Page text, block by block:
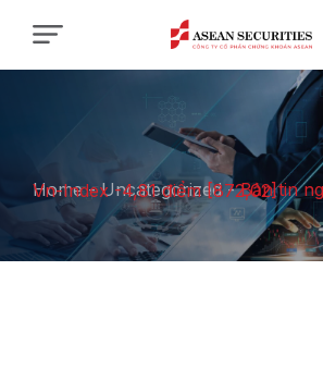
Home-Uncategorized-
Bản tin ngày 17.07.2020 – Vn-Index -4,81 điểm [872,02]